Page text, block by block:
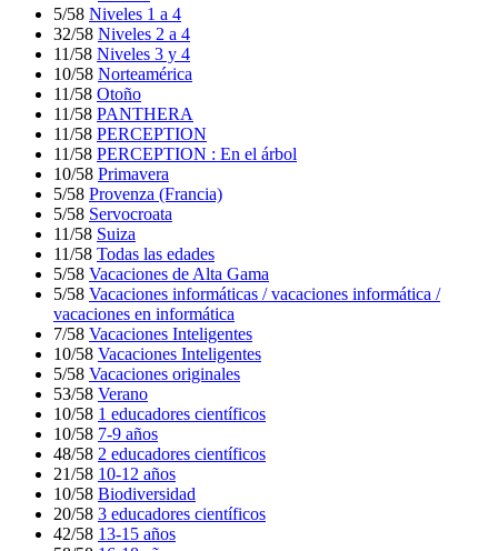
5/58 Niveles 1 a 4
32/58 Niveles 2 a 4
11/58 Niveles 3 y 4
10/58 Norteamérica
11/58 Otoño
11/58 PANTHERA
11/58 PERCEPTION
11/58 PERCEPTION : En el árbol
10/58 Primavera
5/58 Provenza (Francia)
5/58 Servocroata
11/58 Suiza
11/58 Todas las edades
5/58 Vacaciones de Alta Gama
5/58 Vacaciones informáticas / vacaciones informática /
vacaciones en informática
7/58 Vacaciones Inteligentes
10/58 Vacaciones Inteligentes
5/58 Vacaciones originales
53/58 Verano
10/58 1 educadores científicos
10/58 7-9 años
48/58 2 educadores científicos
21/58 10-12 años
10/58 Biodiversidad
20/58 3 educadores científicos
42/58 13-15 años